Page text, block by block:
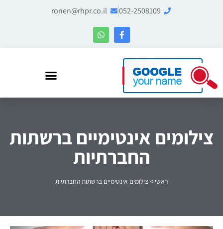
052-2508109
ronen@rhpr.co.il
צילומים אינטימיים ברשתות
החברתיות
ראשי > צילומים אינטימיים ברשתות החברתיות